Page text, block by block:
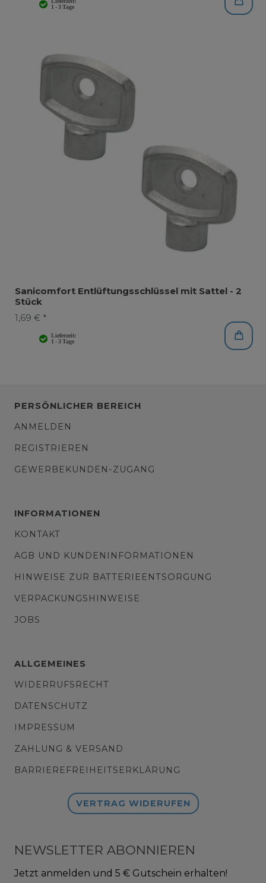
Sanicomfort Entlüftungsschlüssel mit Sattel - 2
Stück
1,69 € *
PERSÖNLICHER BEREICH
ANMELDEN
REGISTRIEREN
GEWERBEKUNDEN-ZUGANG
INFORMATIONEN
KONTAKT
AGB UND KUNDENINFORMATIONEN
HINWEISE ZUR BATTERIEENTSORGUNG
VERPACKUNGSHINWEISE
JOBS
ALLGEMEINES
WIDERRUFSRECHT
DATENSCHUTZ
IMPRESSUM
ZAHLUNG & VERSAND
BARRIEREFREIHEITSERKLÄRUNG
VERTRAG WIDERUFEN
NEWSLETTER ABONNIEREN
Jetzt anmelden und 5 € Gutschein erhalten!